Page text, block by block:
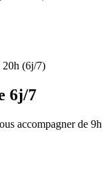
20h (6j/7)
6j/7
accompagner de 9h